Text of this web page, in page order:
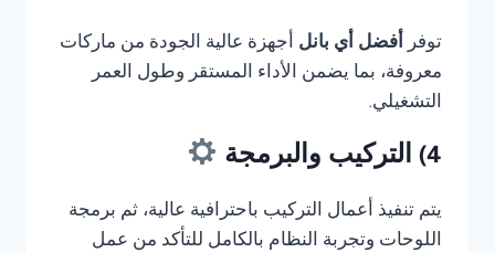
توفر أفضل أي بانل أجهزة عالية الجودة من ماركات
معروفة، بما يضمن الأداء المستقر وطول العمر
التشغيلي.
4) التركيب والبرمجة
يتم تنفيذ أعمال التركيب باحترافية عالية، ثم برمجة
اللوحات وتجربة النظام بالكامل للتأكد من عمل